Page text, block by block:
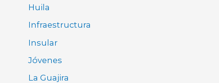
Huila
Infraestructura
Insular
Jóvenes
La Guajira